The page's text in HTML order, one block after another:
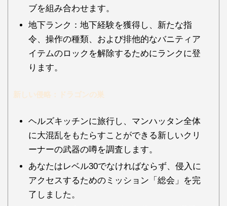
ブを組み合わせます。
地下ランク：地下経験を獲得し、新たな指
令、操作の種類、および排他的なバニティア
イテムのロックを解除するためにランクに登
ります。
新しい侵略：ドラゴンの巣
ヘルズキッチンに旅行し、マンハッタン全体
に大混乱をもたらすことができる新しいクリ
ーナーの武器の噂を調査します。
あなたはレベル30でなければならず、侵入に
アクセスするためのミッション「総会」を完
了しました。